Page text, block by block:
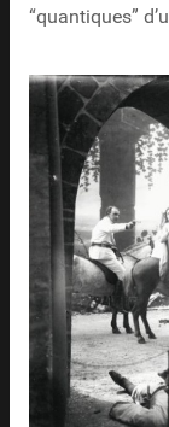
“quantiques”